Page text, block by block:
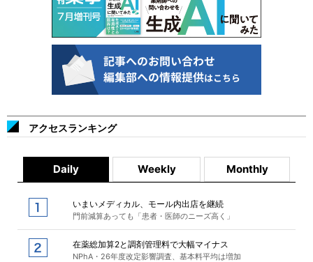
アクセスランキング
Daily Weekly Monthly
いまいメディカル、モール内出店を継続
門前減算あっても「患者・医師のニーズ高く」
在薬総加算2と調剤管理料で大幅マイナス
NPhA・26年度改定影響調査、基本料平均は増加